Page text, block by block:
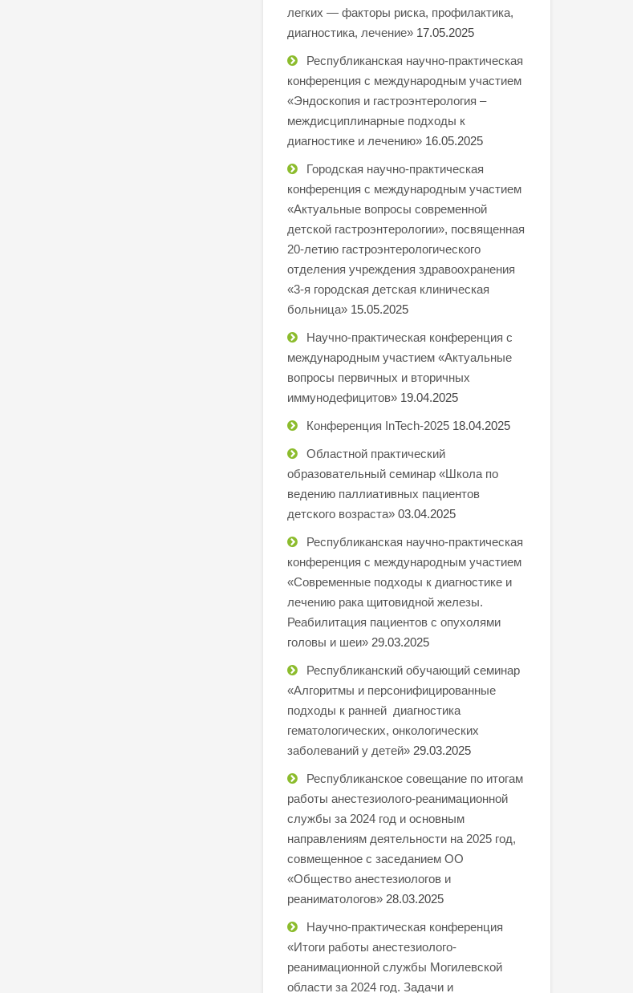
легких — факторы риска, профилактика,
диагностика, лечение» 17.05.2025
Республиканская научно-практическая
конференция с международным участием
«Эндоскопия и гастроэнтерология –
междисциплинарные подходы к
диагностике и лечению» 16.05.2025
Городская научно-практическая
конференция с международным участием
«Актуальные вопросы современной
детской гастроэнтерологии», посвященная
20-летию гастроэнтерологического
отделения учреждения здравоохранения
«3-я городская детская клиническая
больница» 15.05.2025
Научно-практическая конференция с
международным участием «Актуальные
вопросы первичных и вторичных
иммунодефицитов» 19.04.2025
Конференция InTech-2025 18.04.2025
Областной практический
образовательный семинар «Школа по
ведению паллиативных пациентов
детского возраста» 03.04.2025
Республиканская научно-практическая
конференция с международным участием
«Современные подходы к диагностике и
лечению рака щитовидной железы.
Реабилитация пациентов с опухолями
головы и шеи» 29.03.2025
Республиканский обучающий семинар
«Алгоритмы и персонифицированные
подходы к ранней диагностика
гематологических, онкологических
заболеваний у детей» 29.03.2025
Республиканское совещание по итогам
работы анестезиолого-реанимационной
службы за 2024 год и основным
направлениям деятельности на 2025 год,
совмещенное с заседанием ОО
«Общество анестезиологов и
реаниматологов» 28.03.2025
Научно-практическая конференция
«Итоги работы анестезиолого-
реанимационной службы Могилевской
области за 2024 год. Задачи и